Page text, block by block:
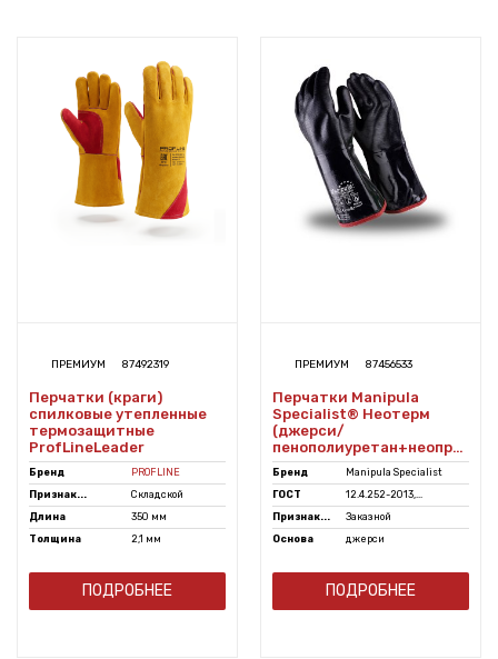
ПРЕМИУМ 87492319
Перчатки (краги)
спилковые утепленные
термозащитные
ProfLineLeader
Бренд
PROFLINE
Признак...
Складской
Длина
350 мм
Толщина
2,1 мм
ПОДРОБНЕЕ
ПРЕМИУМ 87456533
Перчатки Manipula
Specialist® Неотерм
(джерси/
пенополиуретан+неопрен),
TNP-18/TG-671
Бренд
Manipula Specialist
ГОСТ
12.4.252-2013,...
Признак...
Заказной
Основа
джерси
ПОДРОБНЕЕ